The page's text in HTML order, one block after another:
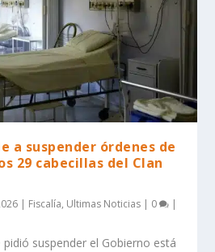
a suspender órdenes de
29 cabecillas del Clan
| Fiscalía, Ultimas Noticias | 0 |
suspender el Gobierno está